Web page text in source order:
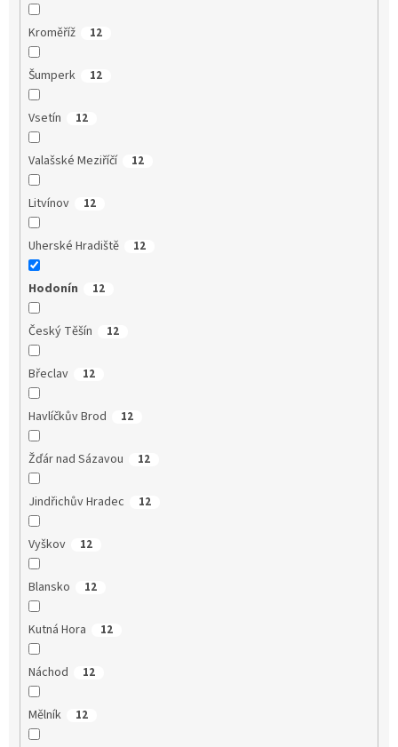
Kroměříž 12
Šumperk 12
Vsetín 12
Valašské Meziříčí 12
Litvínov 12
Uherské Hradiště 12
Hodonín 12
Český Těšín 12
Břeclav 12
Havlíčkův Brod 12
Žďár nad Sázavou 12
Jindřichův Hradec 12
Vyškov 12
Blansko 12
Kutná Hora 12
Náchod 12
Mělník 12